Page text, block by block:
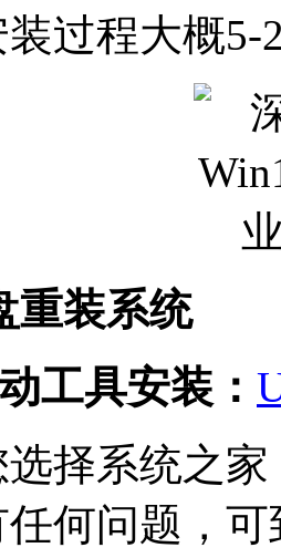
过程大概5-
装系统
工具安装：
择系统之家
何问题，